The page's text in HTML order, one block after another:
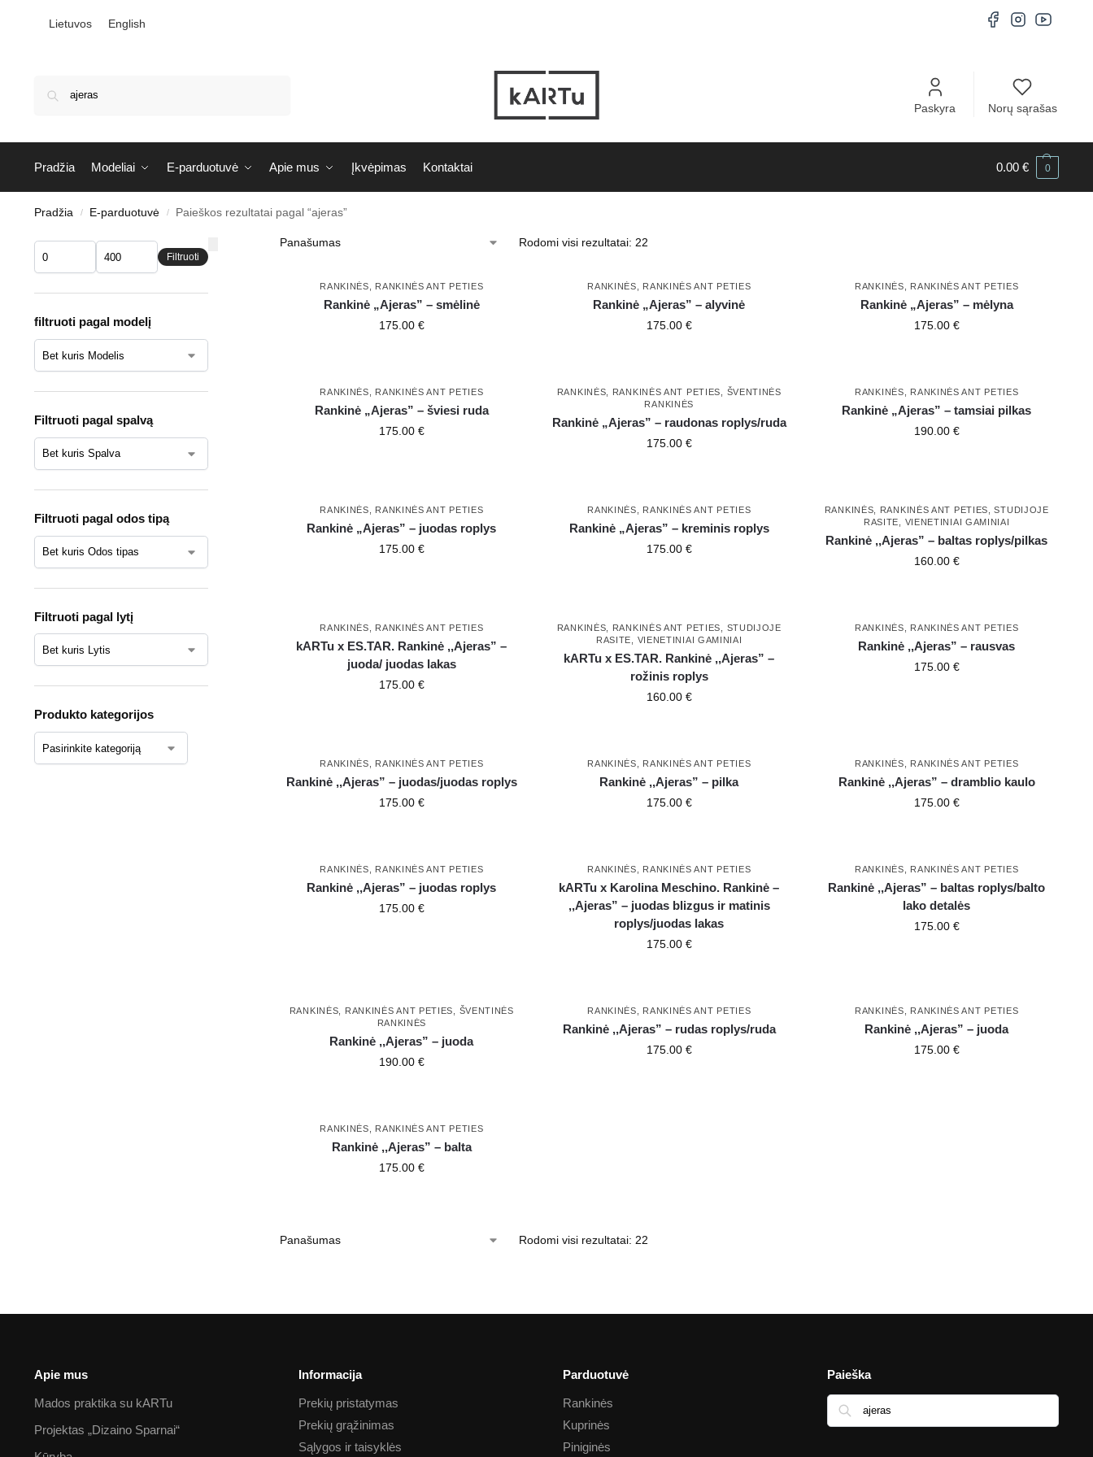
Lietuvos English
Paskyra Norų sąrašas
Pradžia Modeliai E-parduotuvė Apie mus Įkvėpimas Kontaktai 0.00€ 0
Pradžia / E-parduotuvė / Paieškos rezultatai pagal “ajeras”
Rodomi visi rezultatai: 22
RANKINĖS RANKINĖS ANT PETIES
Rankinė „Ajeras” – smėlinė
175.00 €
RANKINĖS RANKINĖS ANT PETIES
Rankinė „Ajeras” – alyvinė
175.00 €
RANKINĖS RANKINĖS ANT PETIES
Rankinė „Ajeras” – mėlyna
175.00 €
RANKINĖS RANKINĖS ANT PETIES
Rankinė „Ajeras” – šviesi ruda
175.00 €
RANKINĖS RANKINĖS ANT PETIES
ŠVENTINĖS
RANKINĖS
Rankinė „Ajeras” – raudonas roplys/ruda
175.00 €
RANKINĖS RANKINĖS ANT PETIES
Rankinė „Ajeras” – tamsiai pilkas
190.00 €
RANKINĖS RANKINĖS ANT PETIES
Rankinė „Ajeras” – juodas roplys
175.00 €
RANKINĖS RANKINĖS ANT PETIES
Rankinė „Ajeras” – kreminis roplys
175.00 €
RANKINĖS RANKINĖS ANT PETIES ,STUDIJOJE
RASITE
VIENETINIAI GAMINIAI
Rankinė ,,Ajeras” – baltas roplys/pilkas
160.00 €
RANKINĖS RANKINĖS ANT PETIES
kARTu x ES.TAR. Rankinė ,,Ajeras” –
juoda/ juodas lakas
175.00 €
RANKINĖS RANKINĖS ANT PETIES
STUDIJOJE
RASITE
VIENETINIAI GAMINIAI
kARTu x ES.TAR. Rankinė ,,Ajeras” –
rožinis roplys
160.00 €
RANKINĖS RANKINĖS ANT PETIES
Rankinė ,,Ajeras” – rausvas
175.00 €
RANKINĖS RANKINĖS ANT PETIES
Rankinė ,,Ajeras” – juodas/juodas roplys
175.00 €
RANKINĖS RANKINĖS ANT PETIES
Rankinė ,,Ajeras” – pilka
175.00 €
RANKINĖS RANKINĖS ANT PETIES
Rankinė ,,Ajeras” – dramblio kaulo
175.00 €
RANKINĖS RANKINĖS ANT PETIES
Rankinė ,,Ajeras” – juodas roplys
175.00 €
RANKINĖS RANKINĖS ANT PETIES
kARTu x Karolina Meschino. Rankinė –
,,Ajeras” – juodas blizgus ir matinis
roplys/juodas lakas
175.00 €
RANKINĖS RANKINĖS ANT PETIES
Rankinė ,,Ajeras” – baltas roplys/balto
lako detalės
175.00 €
RANKINĖS RANKINĖS ANT PETIES
ŠVENTINĖS
RANKINĖS
Rankinė ,,Ajeras” – juoda
190.00 €
RANKINĖS RANKINĖS ANT PETIES
Rankinė ,,Ajeras” – rudas roplys/ruda
175.00 €
RANKINĖS RANKINĖS ANT PETIES
Rankinė ,,Ajeras” – juoda
175.00 €
RANKINĖS RANKINĖS ANT PETIES
Rankinė ,,Ajeras” – balta
175.00 €
Rodomi visi rezultatai: 22
Filtruoti
filtruoti pagal modelį
Filtruoti pagal spalvą
Filtruoti pagal odos tipą
Filtruoti pagal lytį
Produkto kategorijos
Apie mus
Mados praktika su kARTu
Projektas „Dizaino Sparnai“
Informacija
Prekių pristatymas
Prekių grąžinimas
Sąlygos ir taisyklės
Parduotuvė
Rankinės
Kuprinės
Piniginės
Paieška